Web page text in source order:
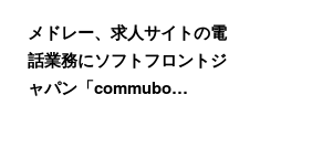
メドレー、求人サイトの電
話業務にソフトフロントジ
ャパン「commubo…